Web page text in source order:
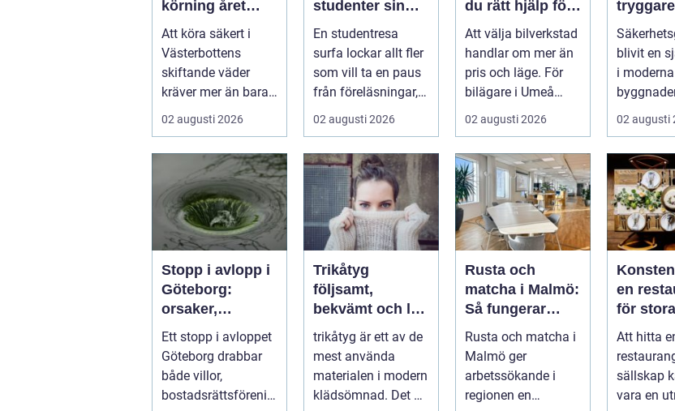
körning året
runt
Att köra säkert i
Västerbottens
skiftande väder
kräver mer än bara
ett körkort och en
02 augusti 2026
studenter sin
ultimata paus
från plugget
En studentresa
surfa lockar allt fler
som vill ta en paus
från föreläsningar,
tentaplugg och
02 augusti 2026
du rätt hjälp för
din bil
Att välja bilverkstad
handlar om mer än
pris och läge. För
bilägare i Umeå
väger trygghet,
02 augusti 2026
tryggare
smarta
blivit en
i moderna
hem och
02 augusti
Stopp i avlopp i
Göteborg:
orsaker,
lösningar och
hur problem kan
undvikas
Ett stopp i avloppet
Göteborg drabbar
både villor,
bostadsrättsförenin
Trikåtyg
följsamt,
bekvämt och lätt
att lyckas med
trikåtyg är ett av de
mest använda
materialen i modern
klädsömnad. Det är
Rusta och
matcha i Malmö:
Så fungerar
stödet för dig
som söker jobb
Rusta och matcha i
Malmö ger
arbetssökande i
regionen en
en
för stora
sällskap
Att hitta
sällskap
vara en